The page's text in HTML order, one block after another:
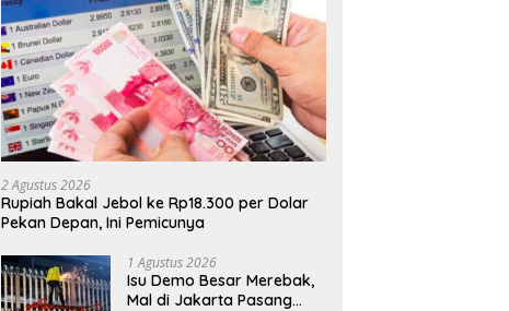
2 Agustus 2026
Rupiah Bakal Jebol ke Rp18.300 per Dolar
Pekan Depan, Ini Pemicunya
1 Agustus 2026
Isu Demo Besar Merebak,
Mal di Jakarta Pasang